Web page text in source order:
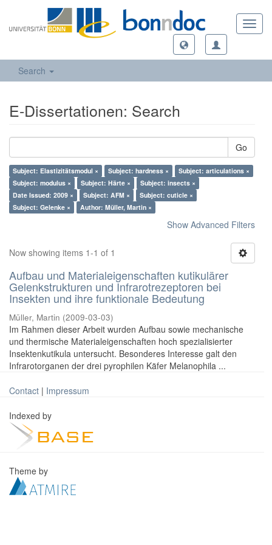
Search
E-Dissertationen: Search
Go
Subject: Elastizitätsmodul × Subject: hardness ×
Subject: articulations ×
Subject: modulus ×
Subject: Härte ×
Subject: insects ×
Date Issued: 2009 ×
Subject: AFM ×
Subject: cuticle ×
Subject: Gelenke ×
Author: Müller, Martin ×
Show Advanced Filters
Now showing items 1-1 of 1
Aufbau und Materialeigenschaften kutikulärer
Gelenkstrukturen und Infrarotrezeptoren bei
Insekten und ihre funktionale Bedeutung
Müller, Martin (2009-03-03)
Im Rahmen dieser Arbeit wurden Aufbau sowie mechanische
und thermische Materialeigenschaften hoch spezialisierter
Insektenkutikula untersucht. Besonderes Interesse galt den
Infrarotorganen der drei pyrophilen Käfer Melanophila ...
Contact | Impressum
Indexed by
Theme by